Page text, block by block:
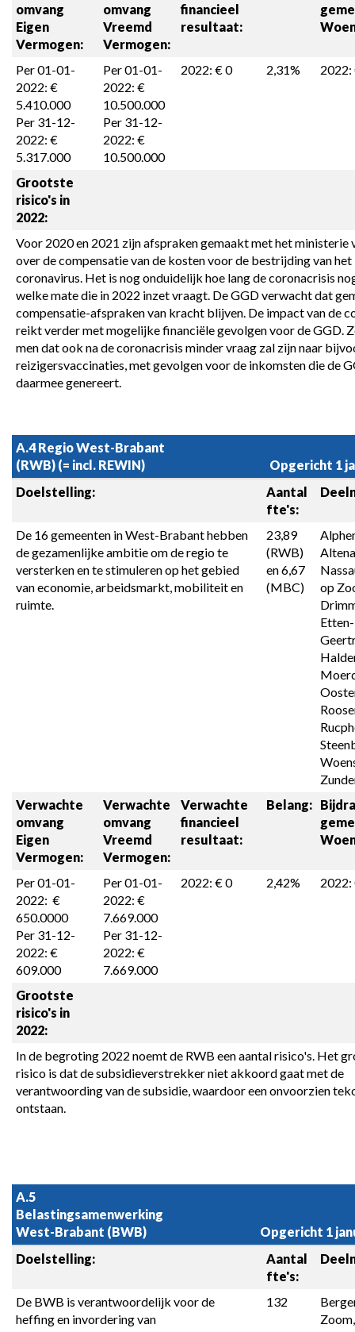
omvang
Eigen
Vermogen:
omvang
Vreemd
Vermogen:
financieel
resultaat:
Per 01-01-
2022: €
5.410.000
Per 31-12-
2022: €
5.317.000
Per 01-01-
2022: €
10.500.000
Per 31-12-
2022: €
10.500.000
2022: € 0 2,31% 2022:
Grootste
risico's in
2022:
Voor 2020 en 2021 zijn afspraken gemaakt met het ministerie
over de compensatie van de kosten voor de bestrijding van het
coronavirus. Het is nog onduidelijk hoe lang de coronacrisis
welke mate die in 2022 inzet vraagt. De GGD verwacht dat
compensatie-afspraken van kracht blijven. De impact van de
reikt verder met mogelijke financiële gevolgen voor de GGD.
men dat ook na de coronacrisis minder vraag zal zijn naar
reizigersvaccinaties, met gevolgen voor de inkomsten die de
daarmee genereert.
A.4 Regio West-Brabant
(RWB) (= incl. REWIN)
Opgericht 1
Doelstelling:
Aantal
fte's:
De 16 gemeenten in West-Brabant hebben
de gezamenlijke ambitie om de regio te
versterken en te stimuleren op het gebied
van economie, arbeidsmarkt, mobiliteit en
ruimte.
23,89
(RWB)
en 6,67
(MBC)
op
Verwachte
omvang
Eigen
Vermogen:
Verwachte
omvang
Vreemd
Vermogen:
Verwachte
financieel
resultaat:
Belang:
Per 01-01-
2022:  €
650.0000
Per 31-12-
2022: €
609.000
Per 01-01-
2022: €
7.669.000
Per 31-12-
2022: €
7.669.000
2022: € 0 2,42% 2022:
Grootste
risico's in
2022:
In de begroting 2022 noemt de RWB een aantal risico's. Het
risico is dat de subsidieverstrekker niet akkoord gaat met de
verantwoording van de subsidie, waardoor een onvoorzien
ontstaan.
A.5
Belastingsamenwerking
West-Brabant (BWB)
Opgericht 1
Doelstelling:
Aantal
fte's:
De BWB is verantwoordelijk voor de
heffing en invordering van
132